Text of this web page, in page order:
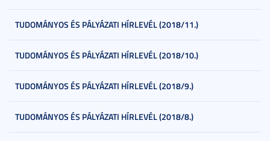
TUDOMÁNYOS ÉS PÁLYÁZATI HÍRLEVÉL (2018/11.)
TUDOMÁNYOS ÉS PÁLYÁZATI HÍRLEVÉL (2018/10.)
TUDOMÁNYOS ÉS PÁLYÁZATI HÍRLEVÉL (2018/9.)
TUDOMÁNYOS ÉS PÁLYÁZATI HÍRLEVÉL (2018/8.)